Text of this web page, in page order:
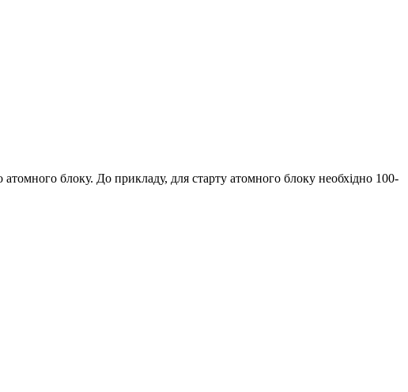
блоку. До прикладу, для старту атомного блоку необхідно 100-